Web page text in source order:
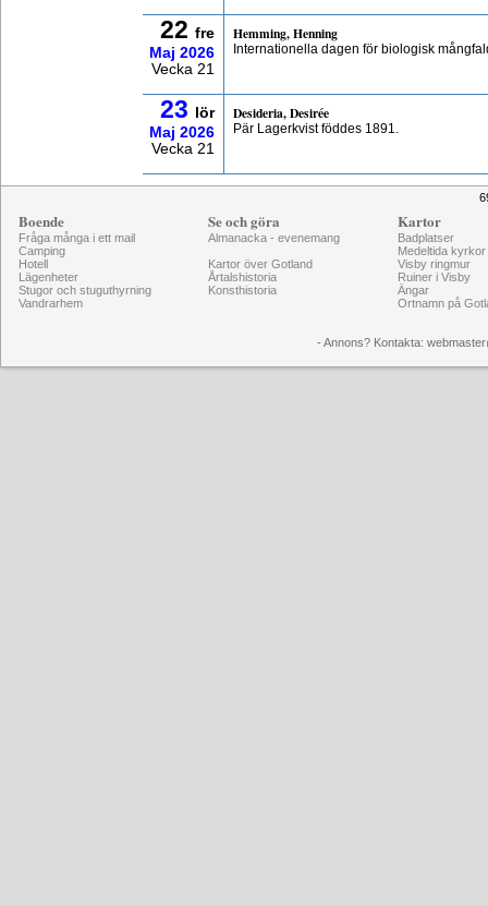
22 fre
Maj 2026
Vecka 21
Hemming, Henning
Internationella dagen för biologisk
23
lör
Maj 2026
Vecka 21
Desideria, Desirée
Pär Lagerkvist föddes 1891.
Boende
Fråga många i ett mail
Camping
Hotell
Lägenheter
Stugor och stuguthyrning
Vandrarhem
Se och göra
Almanacka - evenemang
Kartor över Gotland
Årtalshistoria
Konsthistoria
Kartor
Badplatser
Medeltida kyrkor
Visby ringmur
Ruiner i Visby
Ängar
Ortnamn på
- Annons? Kontakta: